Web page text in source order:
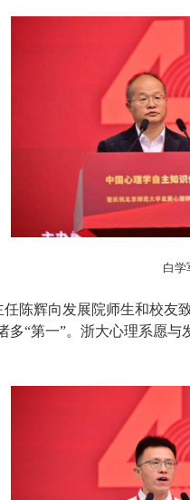
白学
陈辉向发展院师生和校友
多“第一”。浙大心理系愿